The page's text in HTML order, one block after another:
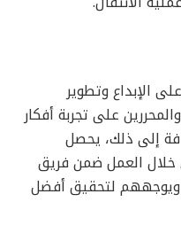
الإبداع وتطوير
على تجربة أفكار
إلى ذلك، يحصل
العمل ضمن فريق
لتحقيق أفضل